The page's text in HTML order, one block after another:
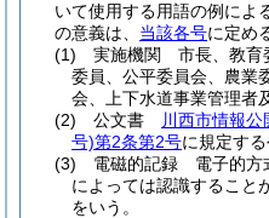
いて使用する用語の例によ
の意義は、 当該各号に定め
(1)
実施機関 市長、教育
委員、公平委員会、農業
会、上下水道事業管理者
(2)
公文書 川西市情報公
号)第2条第2号に規定する
(3)
電磁的記録 電子的方
によっては認識すること
をいう。